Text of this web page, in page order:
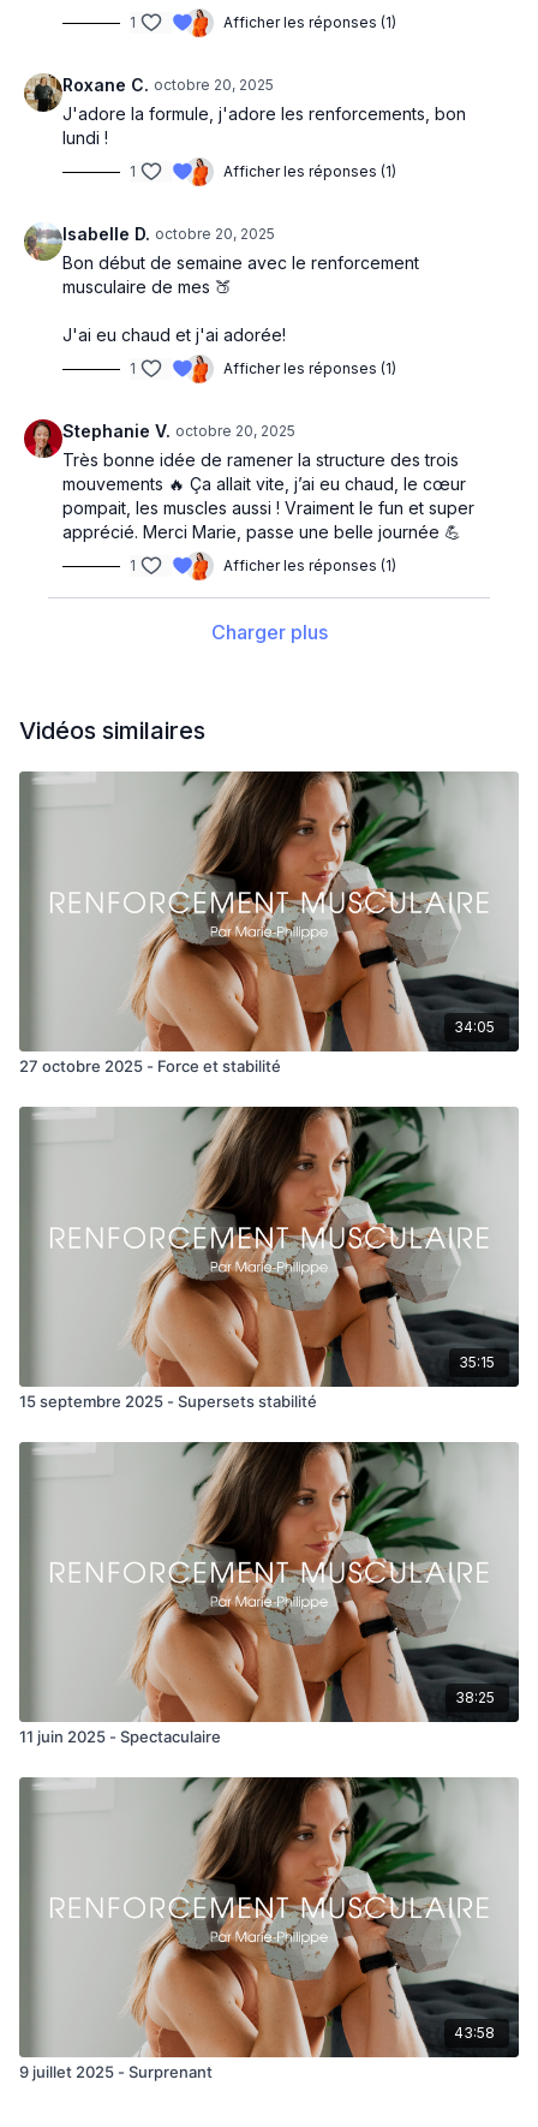
1 Afficher les réponses (1)
Roxane C. octobre 20, 2025
J'adore la formule, j'adore les renforcements, bon
lundi !
1 Afficher les réponses (1)
Isabelle D. octobre 20, 2025
Bon début de semaine avec le renforcement
musculaire de mes 🍑
J'ai eu chaud et j'ai adorée!
1 Afficher les réponses (1)
Stephanie V. octobre 20, 2025
Très bonne idée de ramener la structure des trois
mouvements 🔥 Ça allait vite, j’ai eu chaud, le cœur
pompait, les muscles aussi ! Vraiment le fun et super
apprécié. Merci Marie, passe une belle journée 💪
1 Afficher les réponses (1)
Charger plus
Vidéos similaires
34:05
27 octobre 2025 - Force et stabilité
35:15
15 septembre 2025 - Supersets stabilité
38:25
11 juin 2025 - Spectaculaire
43:58
9 juillet 2025 - Surprenant